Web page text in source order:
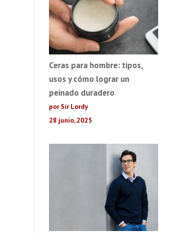
Ceras para hombre: tipos,
usos y cómo lograr un
peinado duradero
por Sir Lordy
28 junio, 2025